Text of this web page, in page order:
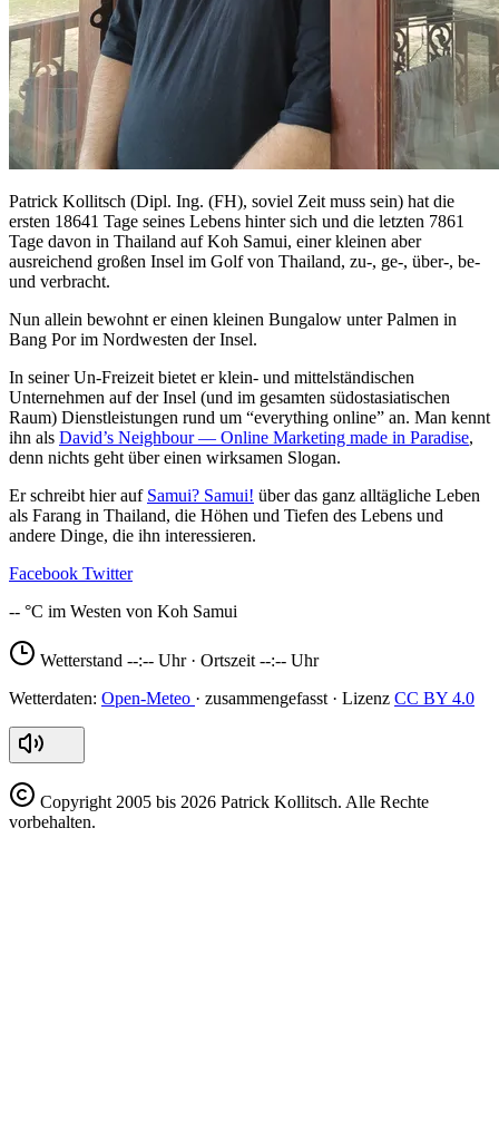
Patrick Kollitsch (Dipl. Ing. (FH), soviel Zeit muss sein) hat die
ersten 18641 Tage seines Lebens hinter sich und die letzten 7861
Tage davon in Thailand auf Koh Samui, einer kleinen aber
ausreichend großen Insel im Golf von Thailand, zu-, ge-, über-, be-
und verbracht.
Nun allein bewohnt er einen kleinen Bungalow unter Palmen in
Bang Por im Nordwesten der Insel.
In seiner Un-Freizeit bietet er klein- und mittelständischen
Unternehmen auf der Insel (und im gesamten südostasiatischen
Raum) Dienstleistungen rund um “everything online” an. Man kennt
ihn als David’s Neighbour — Online Marketing made in Paradise,
denn nichts geht über einen wirksamen Slogan.
Er schreibt hier auf Samui? Samui! über das ganz alltägliche Leben
als Farang in Thailand, die Höhen und Tiefen des Lebens und
andere Dinge, die ihn interessieren.
Facebook Twitter
--
Wetterstand --:-- Uhr · Ortszeit --:-- Uhr
Open-Meteo
CC BY 4.0
Copyright 2005 bis 2026 Patrick Kollitsch. Alle Rechte
vorbehalten.